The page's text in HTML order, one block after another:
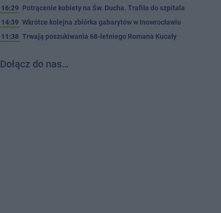
16:29 Potrącenie kobiety na Św. Ducha. Trafiła do szpitala
14:39 Wkrótce kolejna zbiórka gabarytów w Inowrocławiu
11:38 Trwają poszukiwania 68-letniego Romana Kucały
Dołącz do nas…